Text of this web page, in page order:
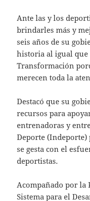
Ante las y los
brindarles más y
seis años de su
historia al igual que
Transformación
merecen toda la
Destacó que su
recursos para
entrenadoras y
Deporte (Indeporte)
se gesta con el
deportistas.
Acompañado por la
Sistema para el